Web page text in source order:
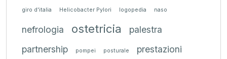
giro d'italia Helicobacter Pylori logopedia naso
nefrologia ostetricia
palestra
partnership
pompei posturale prestazioni